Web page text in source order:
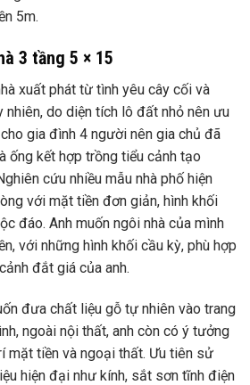
5m.
3 tầng 5 × 15
xuất phát từ tình yêu cây cối và
nhiên, do diện tích lô đất nhỏ nên ưu
gia đình 4 người nên gia chủ đã
ống kết hợp trồng tiểu cảnh tạo
cứu nhiều mẫu nhà phố hiện
với mặt tiền đơn giản, hình khối
đáo. Anh muốn ngôi nhà của mình
với những hình khối cầu kỳ, phù hợp
đắt giá của anh.
đưa chất liệu gỗ tự nhiên vào trang
ngoài nội thất, anh còn có ý tưởng
mặt tiền và ngoại thất. Ưu tiên sử
hiện đại như kính, sắt sơn tĩnh điện